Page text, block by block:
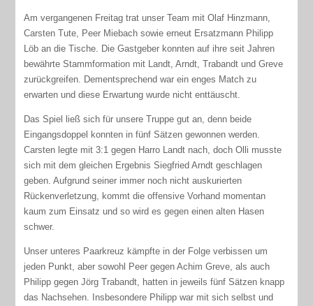
Am vergangenen Freitag trat unser Team mit Olaf Hinzmann,
Carsten Tute, Peer Miebach sowie erneut Ersatzmann Philipp
Löb an die Tische. Die Gastgeber konnten auf ihre seit Jahren
bewährte Stammformation mit Landt, Arndt, Trabandt und Greve
zurückgreifen. Dementsprechend war ein enges Match zu
erwarten und diese Erwartung wurde nicht enttäuscht.
Das Spiel ließ sich für unsere Truppe gut an, denn beide
Eingangsdoppel konnten in fünf Sätzen gewonnen werden.
Carsten legte mit 3:1 gegen Harro Landt nach, doch Olli musste
sich mit dem gleichen Ergebnis Siegfried Arndt geschlagen
geben. Aufgrund seiner immer noch nicht auskurierten
Rückenverletzung, kommt die offensive Vorhand momentan
kaum zum Einsatz und so wird es gegen einen alten Hasen
schwer.
Unser unteres Paarkreuz kämpfte in der Folge verbissen um
jeden Punkt, aber sowohl Peer gegen Achim Greve, als auch
Philipp gegen Jörg Trabandt, hatten in jeweils fünf Sätzen knapp
das Nachsehen. Insbesondere Philipp war mit sich selbst und